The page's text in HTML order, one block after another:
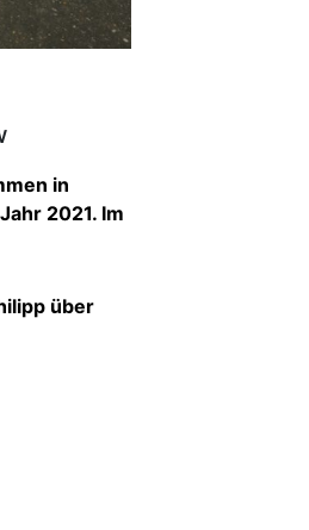
in
2021. Im
über